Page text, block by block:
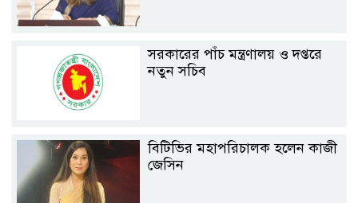
সরকারের পাঁচ মন্ত্রণালয় ও দপ্তরে
নতুন সচিব
বিটিভির মহাপরিচালক হলেন কাজী
জেসিন